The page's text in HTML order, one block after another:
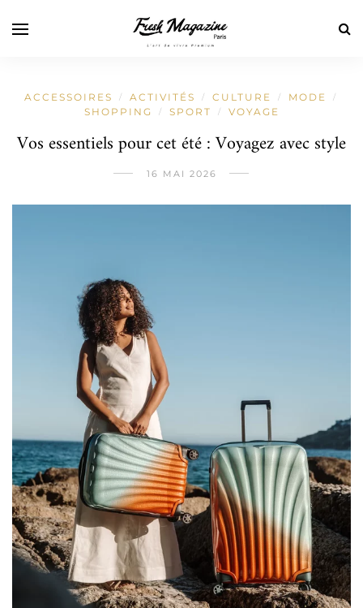
ACCESSOIRES / ACTIVITÉS / CULTURE / MODE /
SHOPPING / SPORT / VOYAGE
Vos essentiels pour cet été : Voyagez avec style
16 MAI 2026